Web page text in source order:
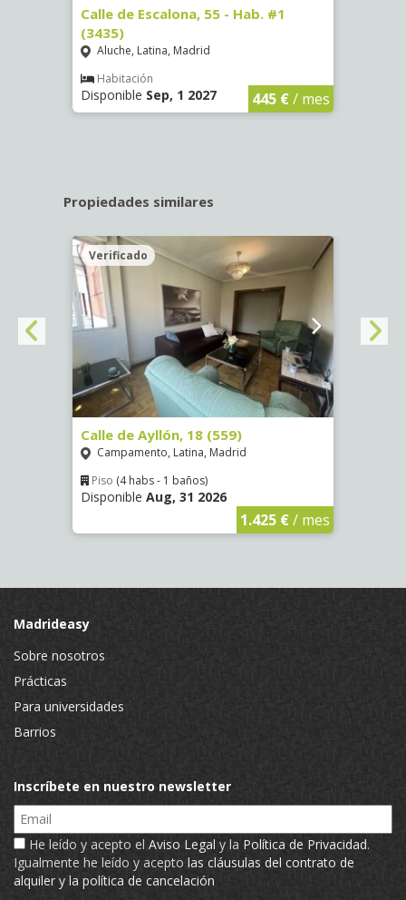
Calle de Escalona, 55 - Hab. #1
(3435)
Aluche, Latina, Madrid
Habitación
Disponible Sep, 1 2027 445 €/ mes
Propiedades similares
Verificado
Calle de Ayllón, 18 (559)
Campamento, Latina, Madrid
Piso (4 habs - 1 baños)
Disponible Aug, 31 2026
1.425 €/ mes
Madrideasy
Sobre nosotros
Prácticas
Para universidades
Barrios
Inscríbete en nuestro newsletter
Email
He leído y acepto el Aviso Legal y la Política de Privacidad.
Igualmente he leído y acepto las cláusulas del contrato de
alquiler y la política de cancelación